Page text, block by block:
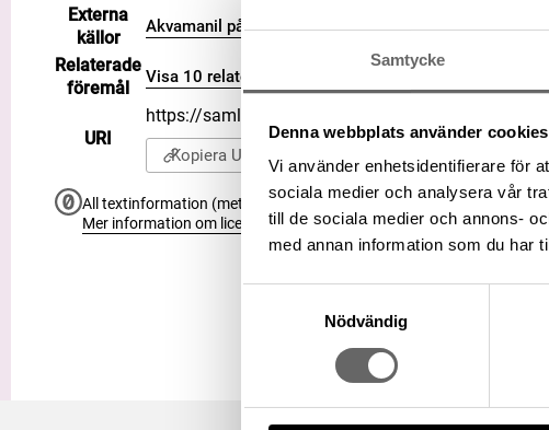
Samtycke
Denna webbplats använder cookies
Vi använder enhetsidentifierare för
sociala medier och analysera vår
till de sociala medier och annons-
med annan information som du har
Nödvändig
Externa
källor
Akvamanil på WIKIDATA
Relaterade
föremål
Visa 10 relaterade föremål
URI
https://samlingar.shm.se/term/130010C4-C1EE-
Kopiera URI
All textinformation (metadata) på denna sida är fri att använda enligt
Mer information om licenser hos Statens historiska museer.